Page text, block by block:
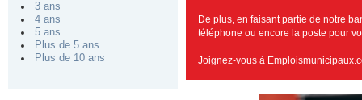
3 ans
4 ans
5 ans
Plus de 5 ans
Plus de 10 ans
De plus, en faisant partie de notre
téléphone ou encore la poste pour
Joignez-vous à